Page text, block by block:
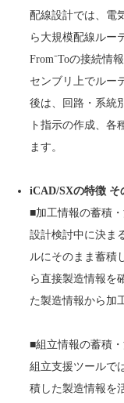
配線設計では、電
ら大規模配線ルー
From⁻Toの接続情
センブリ上でルー
後は、回路・系統
ト指示の作成、各
ます。
iCAD/SXの特徴 そ
■加工情報の蓄積
設計検討中に決ま
ルにそのまま蓄積
ら直接製造情報を
た製造情報から加
■組立情報の蓄積
組立支援ツールで
積した製造情報を